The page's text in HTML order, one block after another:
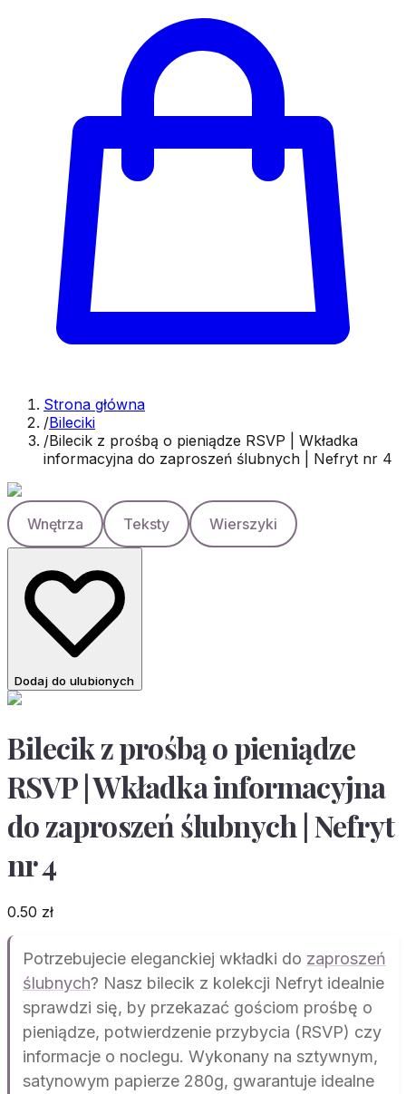
Strona główna
/Bileciki
/Bilecik z prośbą o pieniądze RSVP | Wkładka
informacyjna do zaproszeń ślubnych | Nefryt nr 4
Wnętrza Teksty Wierszyki
Dodaj do ulubionych
Bilecik z prośbą o pieniądze
RSVP | Wkładka informacyjna
do zaproszeń ślubnych | Nefryt
nr 4
0.50 zł
Potrzebujecie eleganckiej wkładki do zaproszeń
ślubnych? Nasz bilecik z kolekcji Nefryt idealnie
sprawdzi się, by przekazać gościom prośbę o
pieniądze, potwierdzenie przybycia (RSVP) czy
informacje o noclegu. Wykonany na sztywnym,
satynowym papierze 280g, gwarantuje idealne